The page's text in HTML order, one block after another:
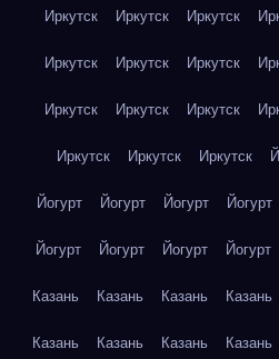
Иркутск Иркутск Иркутск
Иркутск Иркутск Иркутск
Иркутск Иркутск Иркутск
Иркутск Иркутск Иркутск
Йогурт Йогурт Йогурт Йогурт
Йогурт Йогурт Йогурт Йогурт
Казань Казань Казань Казань
Казань Казань Казань Казань